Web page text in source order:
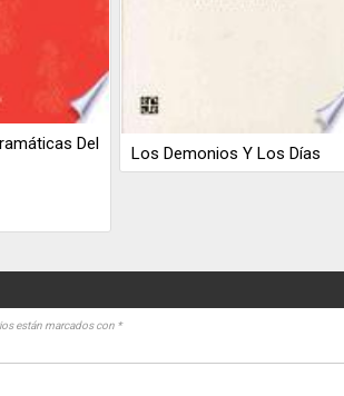
Del
Los Demonios Y Los Días
están marcados con *